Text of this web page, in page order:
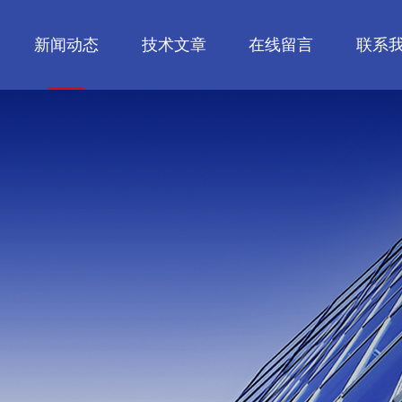
新闻动态 技术文章 在线留言 联系